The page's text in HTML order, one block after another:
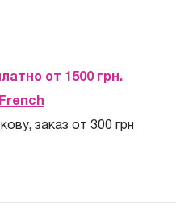
от 1500 грн.
заказ от 300 грн